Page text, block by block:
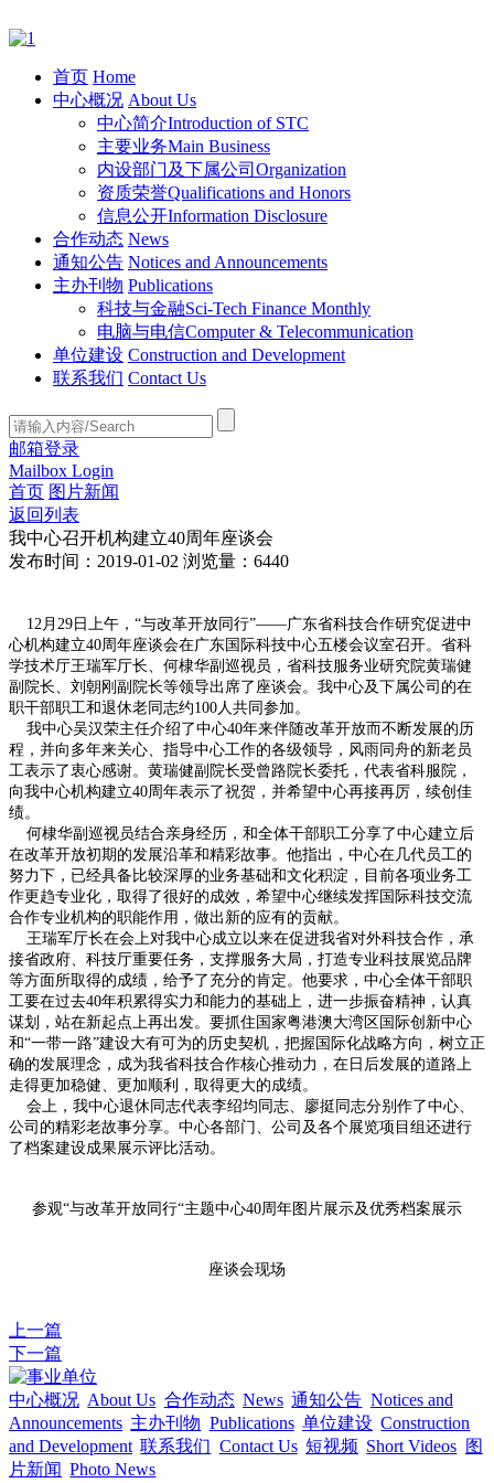
首页 Home
中心概况 About Us
中心简介Introduction of STC
主要业务Main Business
内设部门及下属公司 Organization
资质荣誉Qualifications and Honors
信息公开Information Disclosure
合作动态 News
通知公告 Notices and Announcements
主办刊物 Publications
科技与金融Sci-Tech Finance Monthly
电脑与电信Computer & Telecommunication
单位建设 Construction and Development
联系我们 Contact Us
邮箱登录
Mailbox Login
首页 图片新闻
返回列表
我中心召开机构建立40周年座谈会
发布时间：2019-01-02 浏览量：6440
12月29日上午，“与改革开放同行”——广东省科技合作研究促进中
心机构建立40周年座谈会在广东国际科技中心五楼会议室召开。省科
学技术厅王瑞军厅长、何棣华副巡视员，省科技服务业研究院黄瑞健
副院长、刘朝刚副院长等领导出席了座谈会。我中心及下属公司的在
职干部职工和退休老同志约100人共同参加。
我中心吴汉荣主任介绍了中心40年来伴随改革开放而不断发展的历
程，并向多年来关心、指导中心工作的各级领导，风雨同舟的新老员
工表示了衷心感谢。黄瑞健副院长受曾路院长委托，代表省科服院，
向我中心机构建立40周年表示了祝贺，并希望中心再接再厉，续创佳
绩。
何棣华副巡视员结合亲身经历，和全体干部职工分享了中心建立后
在改革开放初期的发展沿革和精彩故事。他指出，中心在几代员工的
努力下，已经具备比较深厚的业务基础和文化积淀，目前各项业务工
作更趋专业化，取得了很好的成效，希望中心继续发挥国际科技交流
合作专业机构的职能作用，做出新的应有的贡献。
王瑞军厅长在会上对我中心成立以来在促进我省对外科技合作，承
接省政府、科技厅重要任务，支撑服务大局，打造专业科技展览品牌
等方面所取得的成绩，给予了充分的肯定。他要求，中心全体干部职
工要在过去40年积累得实力和能力的基础上，进一步振奋精神，认真
谋划，站在新起点上再出发。要抓住国家粤港澳大湾区国际创新中心
和“一带一路”建设大有可为的历史契机，把握国际化战略方向，树立正
确的发展理念，成为我省科技合作核心推动力，在日后发展的道路上
走得更加稳健、更加顺利，取得更大的成绩。
会上，我中心退休同志代表李绍均同志、廖挺同志分别作了中心、
公司的精彩老故事分享。中心各部门、公司及各个展览项目组还进行
了档案建设成果展示评比活动。
参观“与改革开放同行“主题中心40周年图片展示及优秀档案展示
座谈会现场
上一篇
下一篇
中心概况 About Us 合作动态 News 通知公告 Notices and
Announcements 主办刊物 Publications 单位建设 Construction
and Development 联系我们 Contact Us 短视频 Short Videos 图
片新闻 Photo News